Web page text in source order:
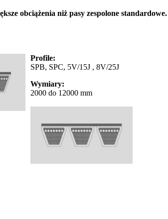
obciążenia niż pasy zespolone standardowe.
Profile:
SPB, SPC, 5V/15J , 8V/25J
Wymiary:
2000 do 12000 mm